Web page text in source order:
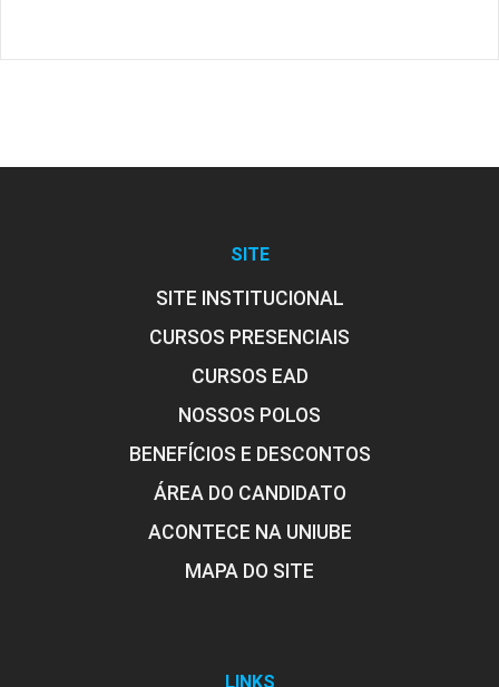
SITE
SITE INSTITUCIONAL
CURSOS PRESENCIAIS
CURSOS EAD
NOSSOS POLOS
BENEFÍCIOS E DESCONTOS
ÁREA DO CANDIDATO
ACONTECE NA UNIUBE
MAPA DO SITE
LINKS